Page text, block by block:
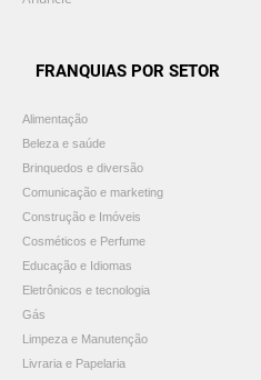
FRANQUIAS POR SETOR
Alimentação
Beleza e saúde
Brinquedos e diversão
Comunicação e marketing
Construção e Imóveis
Cosméticos e Perfume
Educação e Idiomas
Eletrônicos e tecnologia
Gás
Limpeza e Manutenção
Livraria e Papelaria